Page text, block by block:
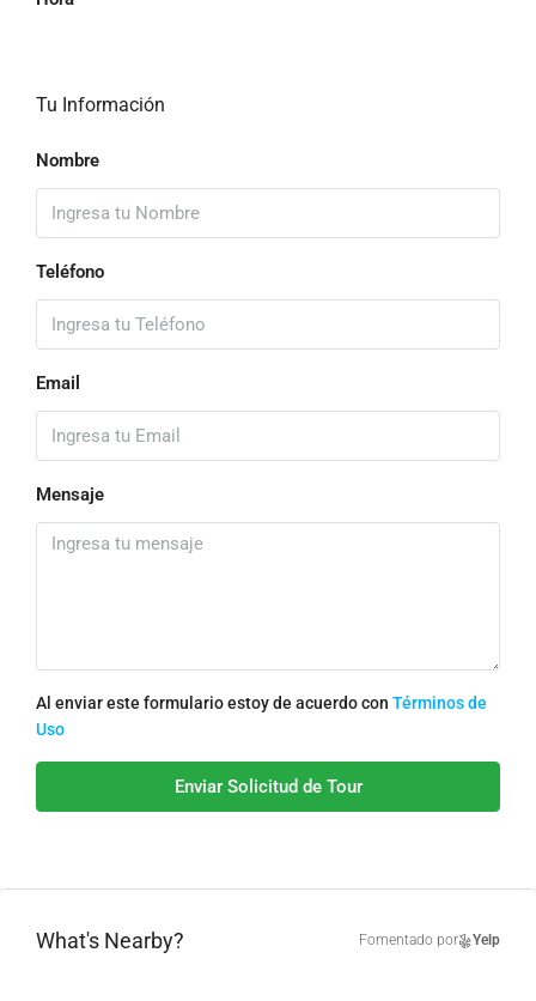
Tu Información
Nombre
Teléfono
Email
Mensaje
Al enviar este formulario estoy de acuerdo con Términos de
Uso
Enviar Solicitud de Tour
What's Nearby? Fomentado por Yelp